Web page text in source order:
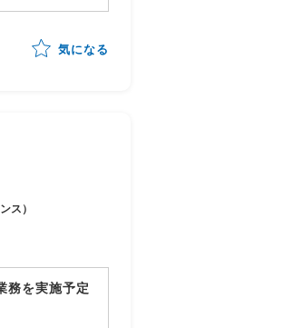
べき業務姿の
気になる
ス）
務を実施予定